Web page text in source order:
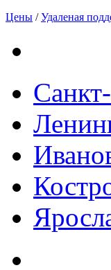
Цены /Удаленая